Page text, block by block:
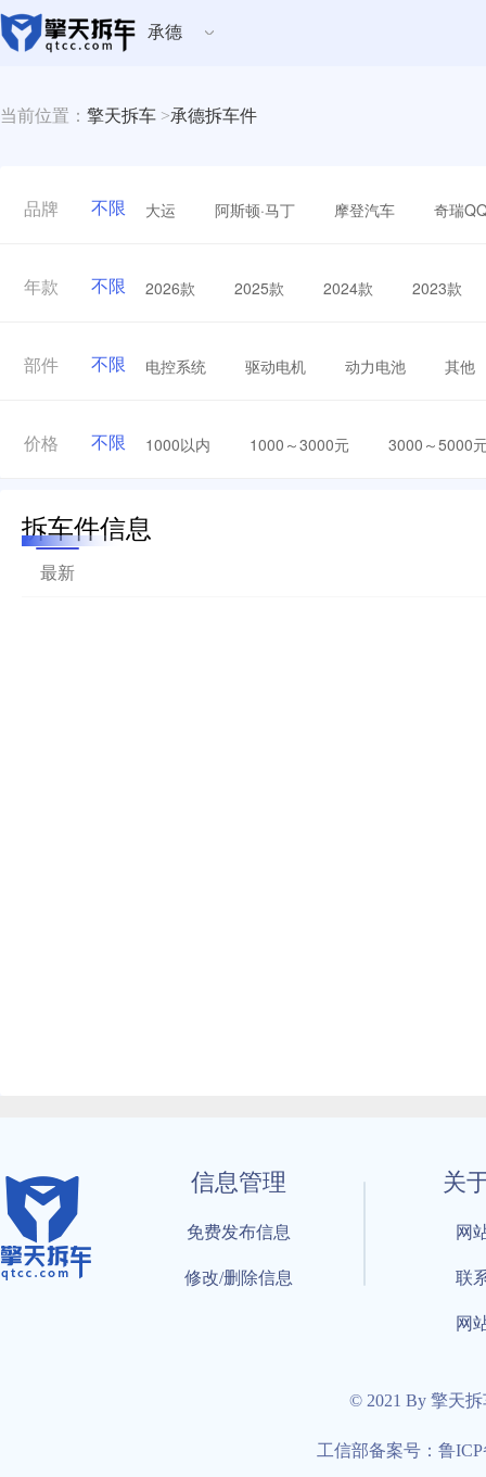
承德
当前位置： 擎天拆车 >承德拆车件
品牌 不限 大运 阿斯顿·马丁 摩登汽车 奇瑞
年款 不限 2026款 2025款 2024款 2023款
部件 不限 电控系统 驱动电机 动力电池 其他
价格 不限 1000以内 1000～3000元 3000～5000
拆车件信息
最新
信息管理
免费发布信息
修改/删除信息
关
网
联
网
© 2021 By 擎天
工信部备案号：鲁